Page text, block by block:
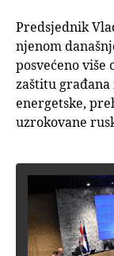
Predsjednik
njenom
posvećeno više
zaštitu
energetske,
uzrokovane